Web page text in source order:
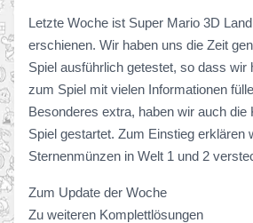
Letzte Woche ist Super Mario 3D
erschienen. Wir haben uns die Zeit
Spiel ausführlich getestet, so dass wir
zum Spiel mit vielen Informationen
Besonderes extra, haben wir auch die
Spiel gestartet. Zum Einstieg erklären
Sternenmünzen in Welt 1 und 2
Zum Update der Woche
Zu weiteren Komplettlösungen